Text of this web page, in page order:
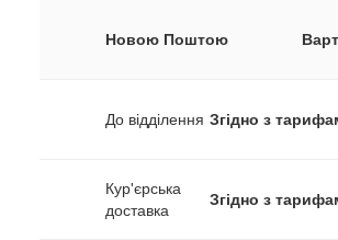
Новою Поштою
До відділення Згідно з
Кур'єрська
доставка
Згідно з